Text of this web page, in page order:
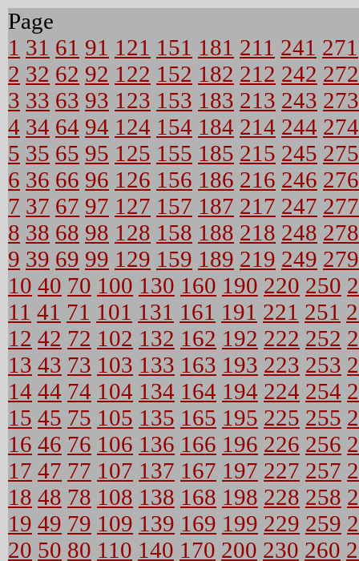
Page
1 31 61 91 121 151 181 211 241 271
2 32 62 92 122 152 182 212 242 272
3 33 63 93 123 153 183 213 243 273
4 34 64 94 124 154 184 214 244 274
5 35 65 95 125 155 185 215 245 275
6 36 66 96 126 156 186 216 246 276
7 37 67 97 127 157 187 217 247 277
8 38 68 98 128 158 188 218 248 278
9 39 69 99 129 159 189 219 249 279
10 40 70 100 130 160 190 220 250
11 41 71 101 131 161 191 221 251
12 42 72 102 132 162 192 222 252
13 43 73 103 133 163 193 223 253
14 44 74 104 134 164 194 224 254
15 45 75 105 135 165 195 225 255
16 46 76 106 136 166 196 226 256
17 47 77 107 137 167 197 227 257
18 48 78 108 138 168 198 228 258
19 49 79 109 139 169 199 229 259
20 50 80 110 140 170 200 230 260